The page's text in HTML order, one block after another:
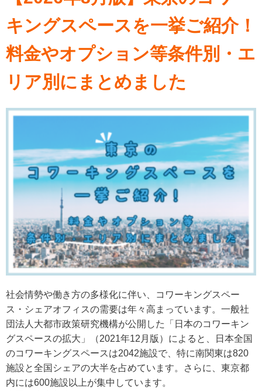
キングスペースを一挙ご紹介！
料金やオプション等条件別・エ
リア別にまとめました
社会情勢や働き方の多様化に伴い、コワーキングスペー
ス・シェアオフィスの需要は年々高まっています。一般社
団法人大都市政策研究機構が公開した「日本のコワーキン
グスペースの拡大」（2021年12月版）によると、日本全国
のコワーキングスペースは2042施設で、特に南関東は820
施設と全国シェアの大半を占めています。さらに、東京都
内には600施設以上が集中しています。